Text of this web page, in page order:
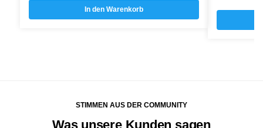
In den Warenkorb
STIMMEN AUS DER COMMUNITY
Was unsere Kunden sagen